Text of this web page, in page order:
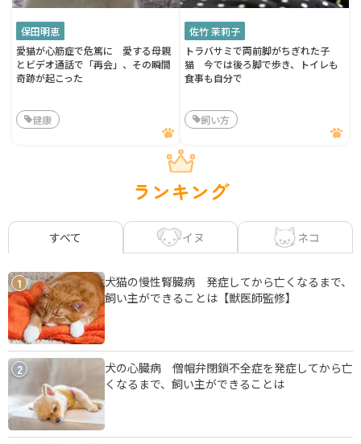
保田明恵
愛猫が心筋症で危篤に 愛する母親
とビデオ通話で「再会」、その瞬間
奇跡が起こった
健康
佐竹 茉莉子
トラバサミで両前脚がちぎれた子
猫 今では後ろ脚で歩き、トイレも
食事も自分で
飼い方
ランキング
すべて イヌ ネコ
1
犬猫の慢性腎臓病 発症してから亡くなるまで、
飼い主ができることは【獣医師監修】
2
犬の心臓病 僧帽弁閉鎖不全症を発症してから亡
くなるまで、飼い主ができることは